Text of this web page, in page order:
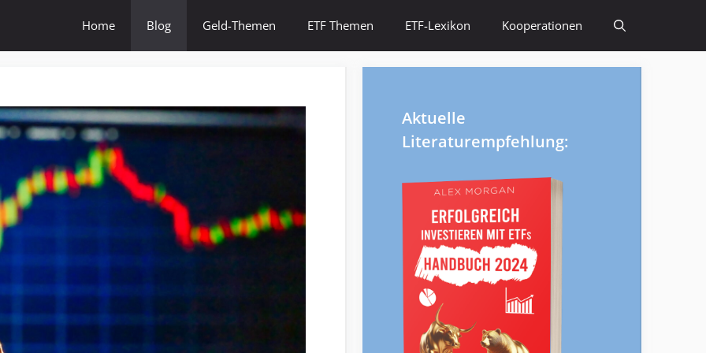
Home Blog Geld-Themen ETF Themen ETF-Lexikon Kooperationen
Aktuelle
Literaturempfehlung: